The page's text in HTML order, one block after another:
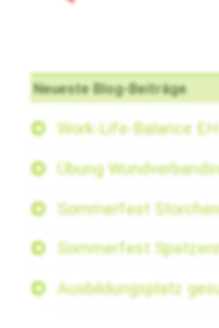
Neueste Blog-Beiträge
Work-Life-Balance
Übung
Sommerfest
Sommerfest
Ausbildungsplatz